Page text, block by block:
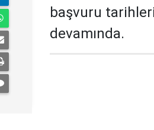
başvuru
devamında.